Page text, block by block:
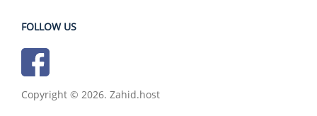
FOLLOW US
Copyright © 2026. Zahid.host